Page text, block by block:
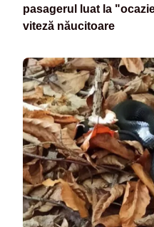
pasagerul luat la
viteză năucitoare